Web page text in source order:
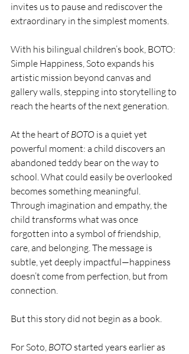
invites us to pause and rediscover the
extraordinary in the simplest moments.
With his bilingual children’s book, BOTO:
Simple Happiness, Soto expands his
artistic mission beyond canvas and
gallery walls, stepping into storytelling to
reach the hearts of the next generation.
At the heart of BOTO is a quiet yet
powerful moment: a child discovers an
abandoned teddy bear on the way to
school. What could easily be overlooked
becomes something meaningful.
Through imagination and empathy, the
child transforms what was once
forgotten into a symbol of friendship,
care, and belonging. The message is
subtle, yet deeply impactful—happiness
doesn’t come from perfection, but from
connection.
But this story did not begin as a book.
For Soto, BOTO started years earlier as